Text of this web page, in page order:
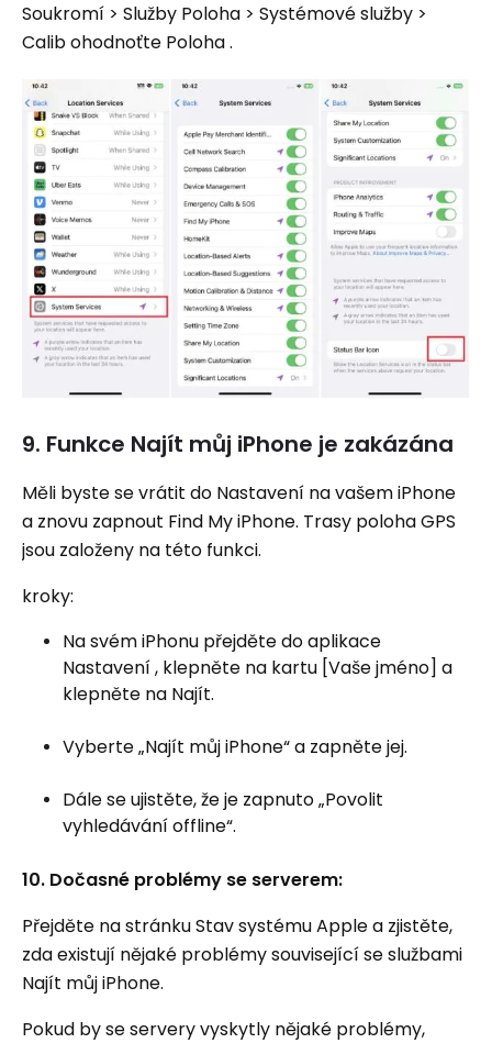
Soukromí > Služby Poloha > Systémové služby >
Calib ohodnoťte Poloha .
9. Funkce Najít můj iPhone je zakázána
Měli byste se vrátit do Nastavení na vašem iPhone
a znovu zapnout Find My iPhone. Trasy poloha GPS
jsou založeny na této funkci.
kroky:
Na svém iPhonu přejděte do aplikace
Nastavení , klepněte na kartu [Vaše jméno] a
klepněte na Najít.
Vyberte „Najít můj iPhone“ a zapněte jej.
Dále se ujistěte, že je zapnuto „Povolit
vyhledávání offline“.
10. Dočasné problémy se serverem:
Přejděte na stránku Stav systému Apple a zjistěte,
zda existují nějaké problémy související se službami
Najít můj iPhone.
Pokud by se servery vyskytly nějaké problémy,